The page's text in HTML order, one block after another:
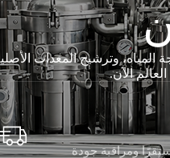
الآن.
ومراقبة جودة